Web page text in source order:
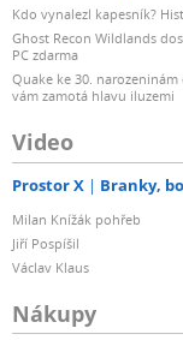
Kdo vynalezl kapesník?
Ghost Recon Wildlands
PC zdarma
Quake ke 30.
vám zamotá hlavu iluzemi
Video
Prostor X Branky,
Milan Knížák pohřeb
Jiří Pospíšil
Václav Klaus
Nákupy